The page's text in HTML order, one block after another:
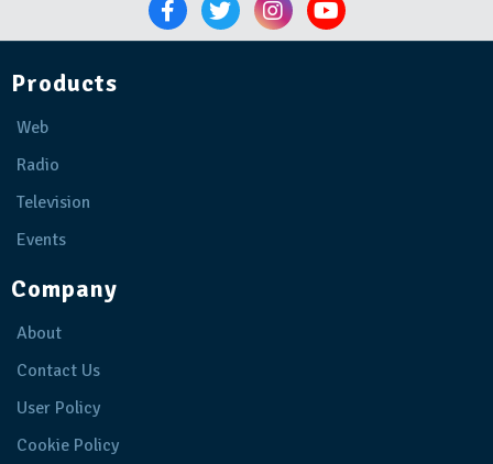
Products
Web
Radio
Television
Events
Company
About
Contact Us
User Policy
Cookie Policy